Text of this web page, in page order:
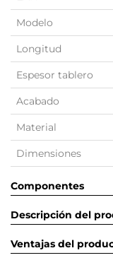
Modelo
Longitud
Espesor tablero
Acabado
Material
Dimensiones
Componentes
Descripción del
Ventajas del